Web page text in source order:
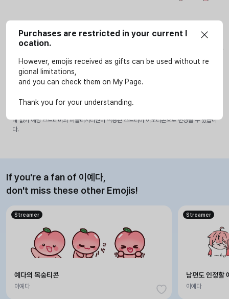
사용안내
용할 수 있습니다.
상업적인 용도로 무단 사용을 하시게 될 경우 저작권법 등에 따라 법적 책임을 질 수 있습니
가능합니다.
내 없이 해당 스트리머의 퍼블리시티권이 적용된 스트리머 이모티콘으로 변경될 수 있습니
다.
If you're a fan of 이예다,
don't miss these other Emojis!
Streamer
예다의 복숭티콘
이예다
Streamer
남편도 인정할
이예다
Purchases are restricted in your current l
ocation.
However, emojis received as gifts can be used without re
gional limitations,
and you can check them on My Page.
Thank you for your understanding.